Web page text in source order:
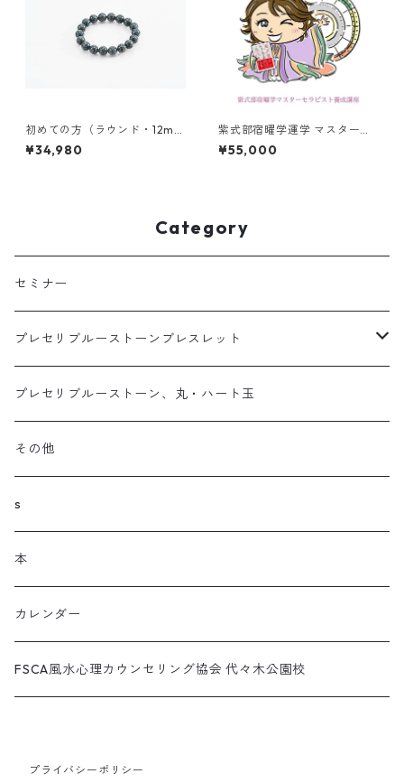
初めての方（ラウンド・12m
m）プレセリブルーストーン
ブレスレットMサイズ（16セン
¥34,980
紫式部宿曜学運学 マスターセ
ラピスト養成講座 ◆初級
¥55,000
Category
セミナー
プレセリブルーストーンブレスレット
プレセリブルーストーンブレスレット（カットストーンタイ
プ）
プレセリブルーストーン（ラウンドストーンタイプ）
プレセリブルーストーン、丸・ハート玉
その他
s
本
カレンダー
FSCA風水心理カウンセリング協会 代々木公園校
プライバシーポリシー